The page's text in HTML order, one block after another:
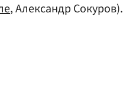
, Александр Сокуров).